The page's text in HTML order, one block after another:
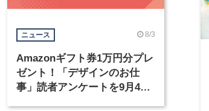
ニュース 8/3
Amazonギフト券1万円分プレ
ゼント！「デザインのお仕
事」読者アンケートを9月4日